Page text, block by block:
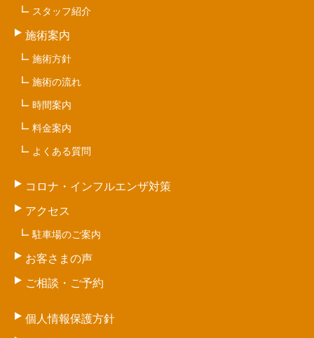
スタッフ紹介
施術案内
施術方針
施術の流れ
時間案内
料金案内
よくある質問
コロナ・インフルエンザ対策
アクセス
駐車場のご案内
お客さまの声
ご相談・ご予約
個人情報保護方針